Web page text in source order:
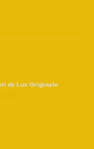
de Lux Originale